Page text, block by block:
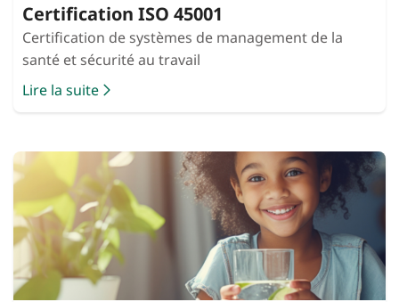
Certification ISO 45001
Certification de systèmes de management de la
santé et sécurité au travail
Lire la suite